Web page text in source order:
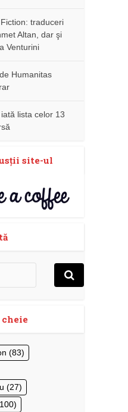
traduceri
Altan, dar şi
Venturini
Humanitas
lista celor 13
site-ul
(83)
(27)